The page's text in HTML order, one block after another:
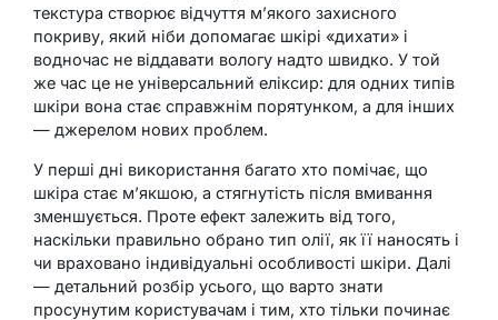
текстура створює відчуття м’якого захисного
покриву, який ніби допомагає шкірі «дихати» і
водночас не віддавати вологу надто швидко. У той
же час це не універсальний еліксир: для одних типів
шкіри вона стає справжнім порятунком, а для інших
— джерелом нових проблем.
У перші дні використання багато хто помічає, що
шкіра стає м’якшою, а стягнутість після вмивання
зменшується. Проте ефект залежить від того,
наскільки правильно обрано тип олії, як її наносять і
чи враховано індивідуальні особливості шкіри. Далі
— детальний розбір усього, що варто знати
просунутим користувачам і тим, хто тільки починає